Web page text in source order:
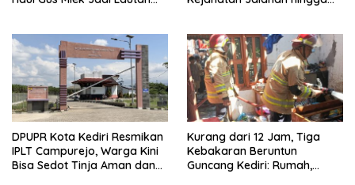
DPUPR Kota Kediri Resmikan
IPLT Campurejo, Warga Kini
Bisa Sedot Tinja Aman dan
Kurang dari 12 Jam, Tiga
Kebakaran Beruntun
Guncang Kediri: Rumah,